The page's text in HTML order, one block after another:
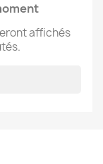
affichés